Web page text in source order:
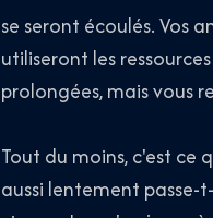
se seront écoulés. Vos
utiliseront les
prolongées, mais vous
Tout du moins, c'est ce
aussi lentement passe-